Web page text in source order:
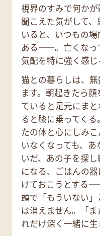
視界のすみで何か
聞こえた気がして
いると、いつもの
ある——。亡くなっ
気配を特に強く感じ
猫との暮らしは、
ます。朝起きたら
ていると足元にま
ると膝に乗ってく
たの体と心にしみ
いなくなっても、
いだ、あの子を探
になる、ごはんの
けておこうとする
頭で「もういない
は消えません。「
れだけ深く一緒に生